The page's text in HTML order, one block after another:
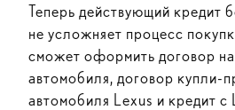
Теперь действующий кредит
не усложняет процесс
сможет оформить договор
автомобиля, договор купли-
автомобиля Lexus и кредит с